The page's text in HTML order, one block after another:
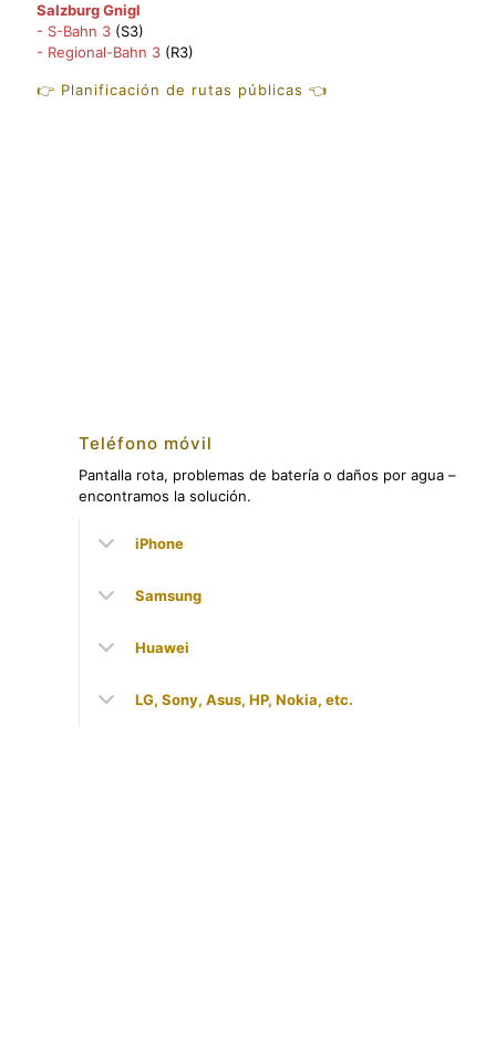
Salzburg Gnigl
- S-Bahn 3 (S3)
- Regional-Bahn 3 (R3)
👉 Planificación de rutas públicas 👈
Teléfono móvil
Pantalla rota, problemas de batería o daños por agua –
encontramos la solución.
iPhone
Samsung
Huawei
LG, Sony, Asus, HP, Nokia, etc.